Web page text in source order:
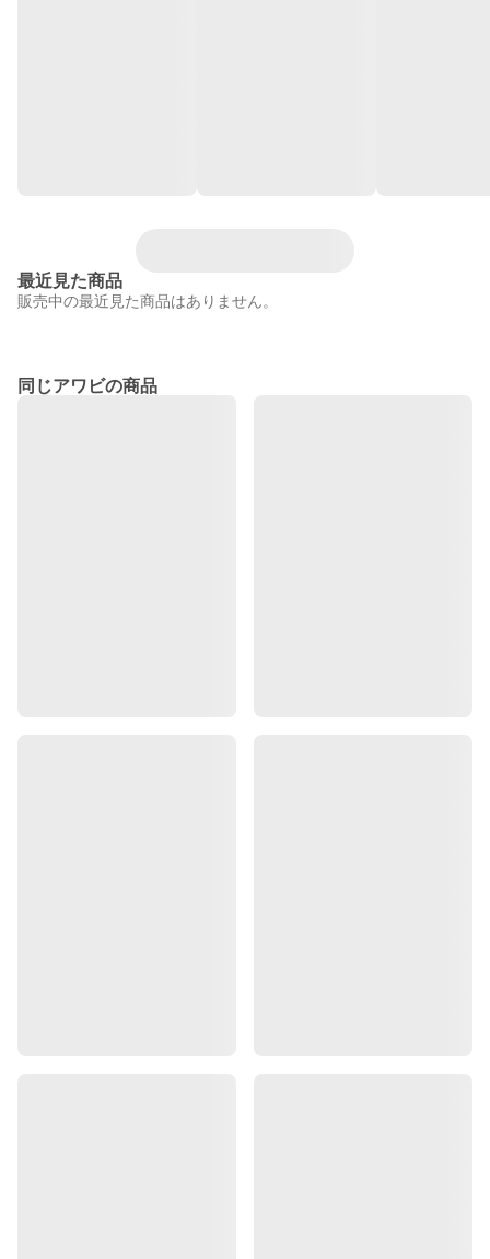
最近見た商品
販売中の最近見た商品はありません。
同じアワビの商品